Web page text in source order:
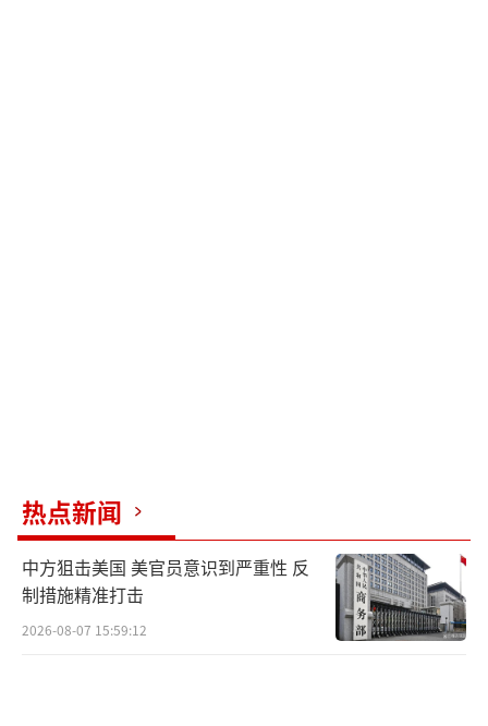
热点新闻
中方狙击美国 美官员意识到严重性 反
制措施精准打击
2026-08-07 15:59:12